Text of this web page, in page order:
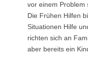
vor einem Problem
Die Frühen Hilfen
Situationen Hilfe
richten sich an
aber bereits ein